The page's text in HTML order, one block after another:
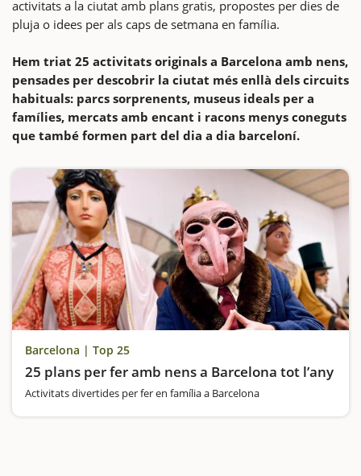
activitats a la ciutat amb plans gratis, propostes per dies de
pluja o idees per als caps de setmana en família.
Hem triat 25 activitats originals a Barcelona amb nens,
pensades per descobrir la ciutat més enllà dels circuits
habituals: parcs sorprenents, museus ideals per a
famílies, mercats amb encant i racons menys coneguts
que també formen part del dia a dia barceloní.
Barcelona | Top 25
25 plans per fer amb nens a Barcelona tot l’any
Activitats divertides per fer en família a Barcelona